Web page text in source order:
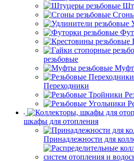
резьбовые
Переходники
шкафы для отопления
Принадлежности для